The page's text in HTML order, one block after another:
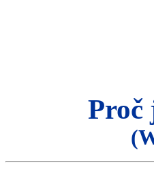
Proč